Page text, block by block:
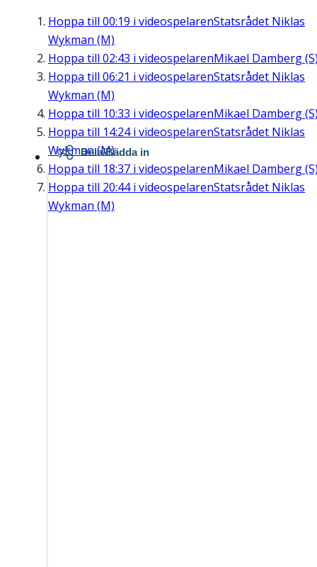
Hoppa till 00:19 i videospelarenStatsrådet Niklas
Wykman (M)
Hoppa till 02:43 i videospelarenMikael Damberg
Hoppa till 06:21 i videospelarenStatsrådet Niklas
Wykman (M)
Hoppa till 10:33 i videospelarenMikael Damberg
Hoppa till 14:24i videospelarenStatsrådet Niklas
Wykman (M)
Hoppa till 18:37 i videospelarenMikael Damberg
Hoppa till 20:44i videospelarenStatsrådet Niklas
Wykman (M)
Dela/Bädda in